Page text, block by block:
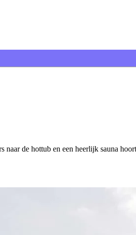
naar de hottub en een heerlijk sauna